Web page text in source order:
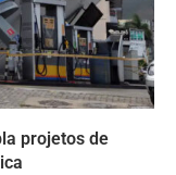
projetos de